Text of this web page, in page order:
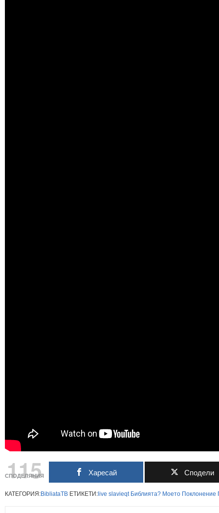
115
СПОДЕЛЯНИЯ Харесай Сподели
КАТЕГОРИЯ:BibliataTB ЕТИКЕТИ:live slavieqt Библията? Моето Поклонение